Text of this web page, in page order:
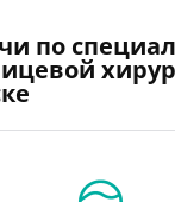
по